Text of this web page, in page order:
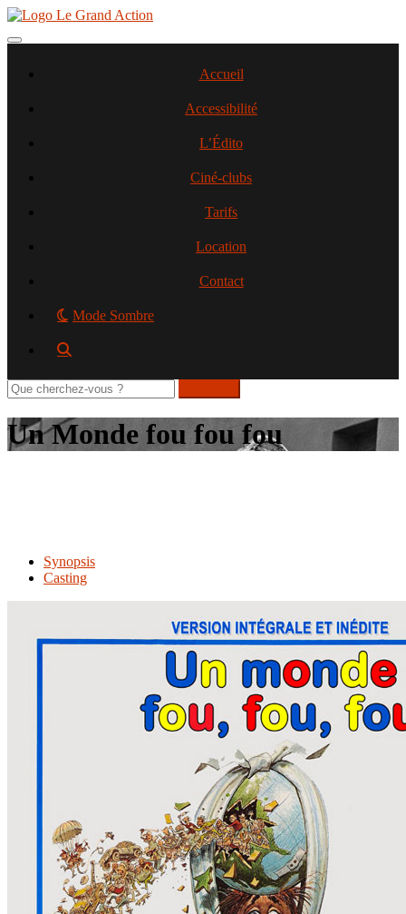
Aller
contenu
Toggle navigation
Accueil
Accessibilité
L’Édito
Ciné-clubs
Tarifs
Location
Contact
Mode Sombre
Rechercher
sur
le
site
Un Monde fou fou fou
Synopsis
Casting